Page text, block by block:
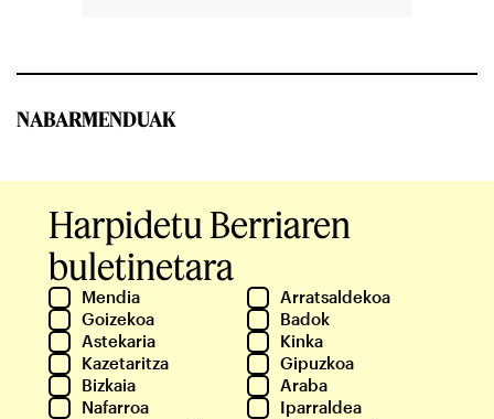
NABARMENDUAK
Harpidetu Berriaren
buletinetara
Mendia
Arratsaldekoa
Goizekoa
Badok
Astekaria
Kinka
Kazetaritza
Gipuzkoa
Bizkaia
Araba
Nafarroa
Iparraldea